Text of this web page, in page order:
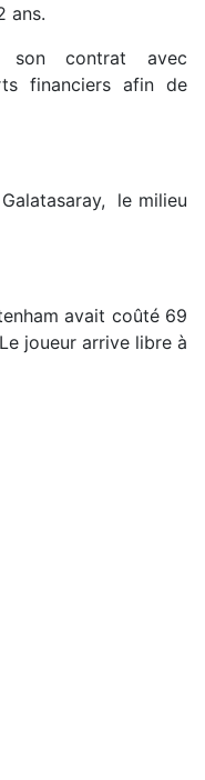
ans.
son contrat avec
financiers afin de
le milieu
avait coûté 69
joueur arrive libre à